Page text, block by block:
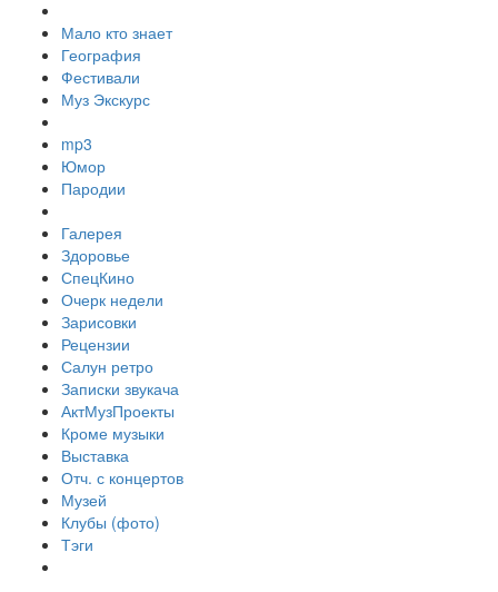
Мало кто знает
География
Фестивали
Муз Экскурс
mp3
Юмор
Пародии
Галерея
Здоровье
СпецКино
Очерк недели
Зарисовки
Рецензии
Салун ретро
Записки звукача
АктМузПроекты
Кроме музыки
Выставка
Отч. с концертов
Музей
Клубы (фото)
Тэги